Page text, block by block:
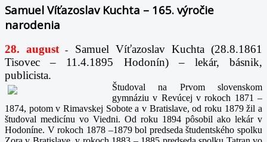
Samuel Víťazoslav Kuchta – 165. výročie
narodenia
28. august -
Samuel Víťazoslav Kuchta (28.8.1861
Tisovec – 11.4.1895 Hodonín) – lekár, básnik,
publicista.
Študoval na Prvom slovenskom
gymnáziu v Revúcej v rokoch 1871 –
1874, potom v Rimavskej Sobote a v Bratislave, od roku 1879 žil a
študoval medicínu vo Viedni. Od roku 1894 pôsobil ako lekár v
Hodoníne. V rokoch 1878 –1879 bol predseda študentského spolku